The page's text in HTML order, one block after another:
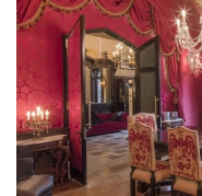
Design
Sledujte prima+
Přihlášení